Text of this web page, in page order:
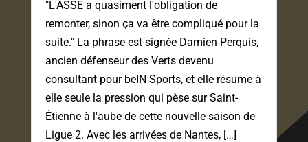
"L'ASSE a quasiment l'obligation de
remonter, sinon ça va être compliqué pour la
suite." La phrase est signée Damien Perquis,
ancien défenseur des Verts devenu
consultant pour beIN Sports, et elle résume à
elle seule la pression qui pèse sur Saint-
Étienne à l'aube de cette nouvelle saison de
Ligue 2. Avec les arrivées de Nantes, […]